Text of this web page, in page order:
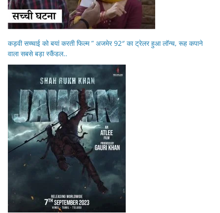
कड़वी सच्चाई को बयां करती फिल्म ” अजमेर 92″ का ट्रेलर हुआ लॉन्च, रूह कपाने
वाला सबसे बड़ा स्कैंडल..